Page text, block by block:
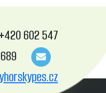
602 547
689